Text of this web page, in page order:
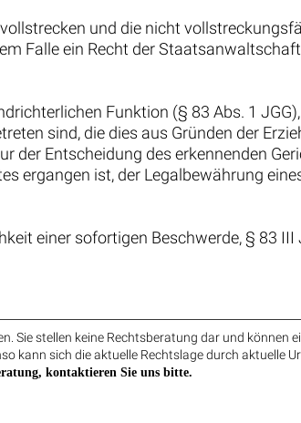
und die nicht
Falle ein Recht der
Funktion (§ 83 Abs. 1
sind, die dies aus Gründen der
der Entscheidung des erkennenden
ergangen ist, der Legalbewährung
einer sofortigen Beschwerde, § 83 III
stellen keine Rechtsberatung dar und können
kann sich die aktuelle Rechtslage durch aktuelle
kontaktieren Sie uns bitte.